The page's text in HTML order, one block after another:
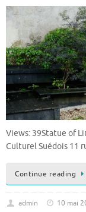
Views: 39Statue of
Culturel Suédois 11
Continue reading
admin 10 mai